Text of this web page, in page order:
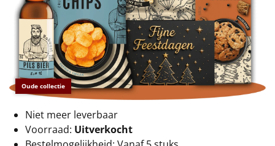
€100 en hoger
Alle kerstpakketten 2026
Thema
Origineel
Rituals
Oude collectie
Niet meer leverbaar
Voorraad: Uitverkocht